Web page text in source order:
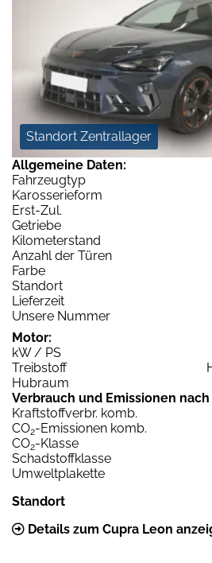
Standort Zentrallager
Allgemeine Daten:
Fahrzeugtyp
Karosserieform
Erst-Zul.
Getriebe
Kilometerstand
Anzahl der Türen
Farbe
Standort
Lieferzeit
Unsere Nummer
Motor:
kW / PS
Treibstoff
Hubraum
Verbrauch und Emissionen nach
Kraftstoffverbr. komb.
CO2-Emissionen komb.
CO2-Klasse
Schadstoffklasse
Umweltplakette
Standort
Details zum Cupra Leon